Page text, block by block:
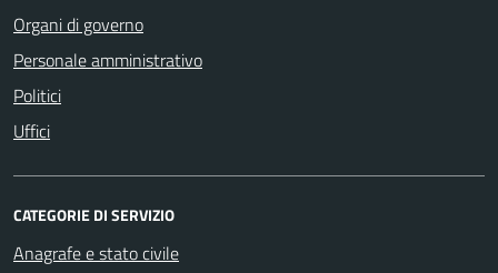
Organi di governo
Personale amministrativo
Politici
Uffici
CATEGORIE DI SERVIZIO
Anagrafe e stato civile